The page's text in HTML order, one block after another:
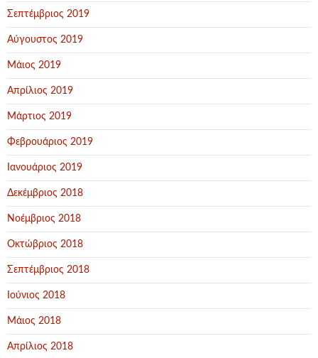
Σεπτέμβριος 2019
Αύγουστος 2019
Μάιος 2019
Απρίλιος 2019
Μάρτιος 2019
Φεβρουάριος 2019
Ιανουάριος 2019
Δεκέμβριος 2018
Νοέμβριος 2018
Οκτώβριος 2018
Σεπτέμβριος 2018
Ιούνιος 2018
Μάιος 2018
Απρίλιος 2018